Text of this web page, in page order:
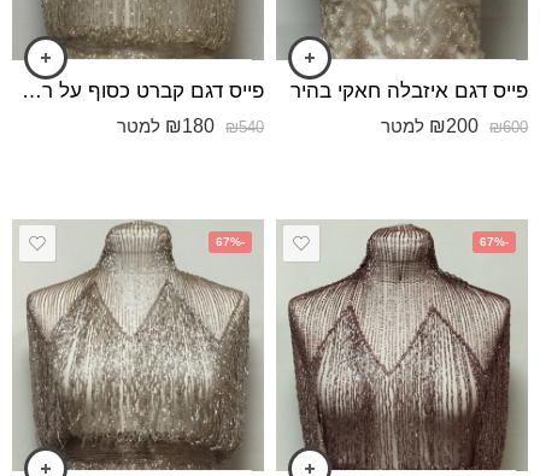
פייס דגם איזבלה חאקי בהיר
₪600
₪200 למטר
פייס דגם קברט כסוף על רשת ורוד בייבי בהיר
₪540
₪180 למטר
-67%
-67%